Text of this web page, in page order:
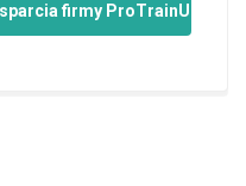
firmy ProTrainUp